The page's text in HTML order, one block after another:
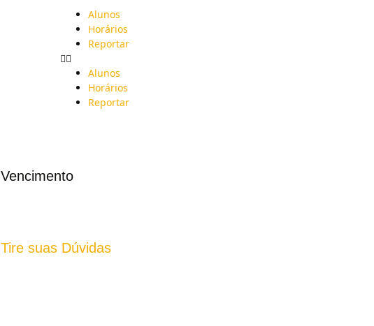
Alunos
Horários
Reportar
Alunos
Horários
Reportar
Vencimento
Tire suas Dúvidas